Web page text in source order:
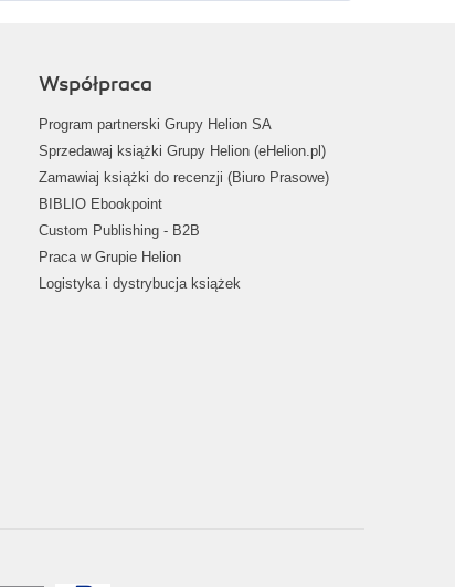
Współpraca
Program partnerski Grupy Helion SA
Sprzedawaj książki Grupy Helion (eHelion.pl)
Zamawiaj książki do recenzji (Biuro Prasowe)
BIBLIO Ebookpoint
Custom Publishing - B2B
Praca w Grupie Helion
Logistyka i dystrybucja książek